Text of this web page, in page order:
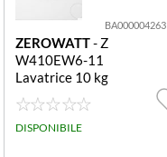
BA000004263
ZEROWATT- Z
W410EW6-11
Lavatrice 10 kg
1400 rpm ZW4
10EW6-11 LAV
10KG 1400G IN
DISPONIBILE